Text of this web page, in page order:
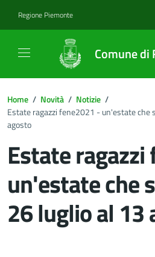
Regione Piemonte
Comune di
Home / Novità / Notizie /
Estate ragazzi fene2021 - un'estate che
agosto
Estate
un'estate che
26 luglio al 13